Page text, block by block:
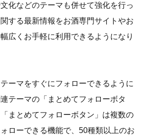
化などのテーマも併せて強化を行っ
する最新情報をお酒専門サイトやお
広くお手軽に利用できるようになり
ーマをすぐにフォローできるように
テーマの「まとめてフォローボタ
まとめてフォローボタン」は複数の
ローできる機能で、50種類以上のお